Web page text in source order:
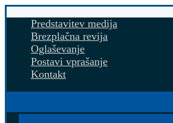
Predstavitev medija
Brezplačna revija
Oglaševanje
Postavi vprašanje
Kontakt